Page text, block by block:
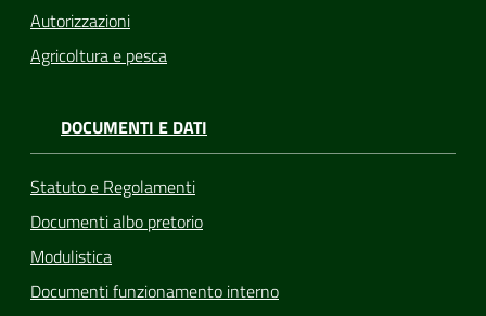
Autorizzazioni
Agricoltura e pesca
DOCUMENTI E DATI
Statuto e Regolamenti
Documenti albo pretorio
Modulistica
Documenti funzionamento interno